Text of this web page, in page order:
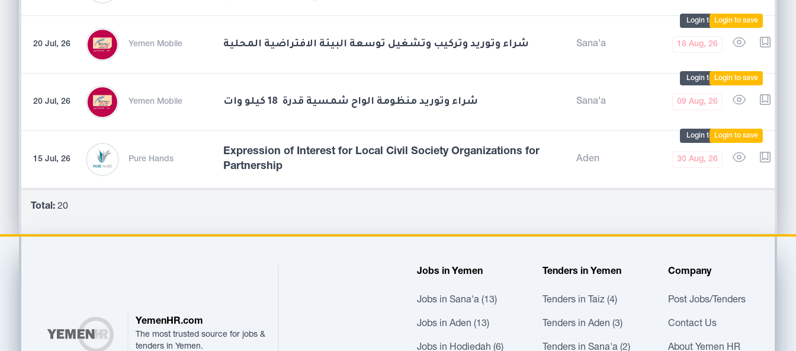
20 Jul, 26 Yemen Mobile شراء وتوريد وتركيب وتشغيل توسعة البيئة الافتراضية المحلية Sana'a 18 Aug, 26
Login to markLogin to save
20 Jul, 26 Yemen Mobile شراء وتوريد منظومة الواح شمسية قدرة 18 كيلو وات Sana'a 09 Aug, 26
Login to markLogin to save
15 Jul, 26 Pure Hands
Expression of Interest for Local Civil Society Organizations for
Partnership
Aden 30 Aug, 26
Login to markLogin to save
Total: 20
YemenHR.com
The most trusted source for jobs &
tenders in Yemen.
Jobs in Yemen
Jobs in Sana'a (13)
Jobs in Aden (13)
Jobs in Hodiedah (6)
Tenders in Yemen
Tenders in Taiz (4)
Tenders in Aden (3)
Tenders in Sana'a (2)
Company
Post Jobs/Tenders
Contact Us
About Yemen HR